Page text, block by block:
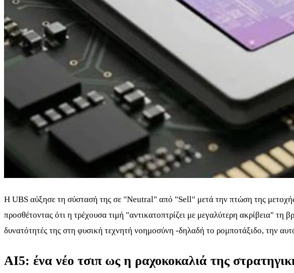
Η UBS αύξησε τη σύστασή της σε "Neutral" από "Sell" μετά την πτώση της
προσθέτοντας ότι η τρέχουσα τιμή "αντικατοπτρίζει με μεγαλύτερη ακρίβεια"
δυνατότητές της στη φυσική τεχνητή νοημοσύνη -δηλαδή το ρομποτάξιδο, την
AI5: ένα νέο τσιπ ως η ραχοκοκαλιά της